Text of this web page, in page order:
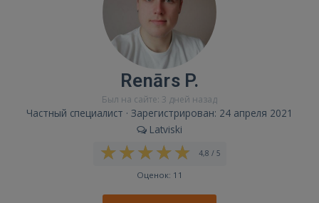
Renārs P.
Был на сайте: 3 дней назад
Частный специалист · Зарегистрирован: 24 апреля 2021
Latviski
4,8 / 5
Оценок: 11